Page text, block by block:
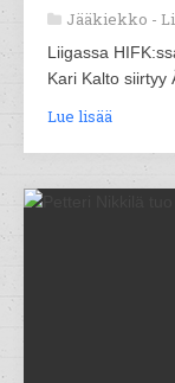
Jääkiekko -
Liigassa
Kari Kalto siirtyy
Lue lisää